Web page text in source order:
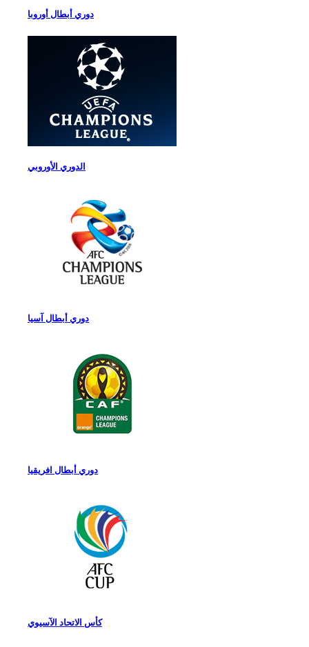
دوري أبطال أوروبا
الدوري الأوروبي
دوري أبطال آسيا
دوري أبطال افريقيا
كأس الاتحاد الآسيوي